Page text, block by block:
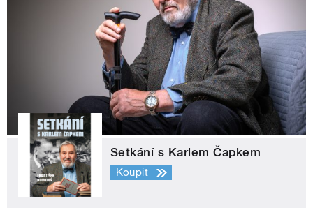
Setkání s Karlem Čapkem
Koupit